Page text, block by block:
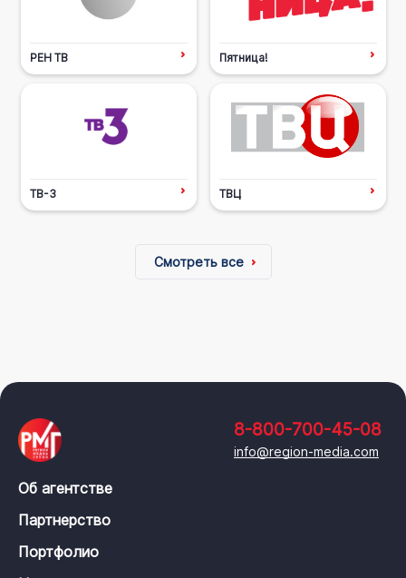
РЕН ТВ Пятница!
ТВ-3 ТВЦ
Смотреть все
8-800-700-45-08
info@region-media.com
Об агентстве
Партнерство
Портфолио